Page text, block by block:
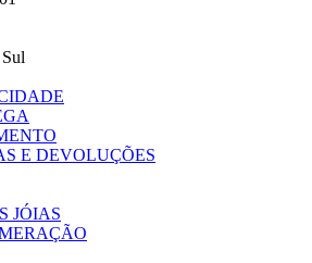
E DEVOLUÇÕES
JÓIAS